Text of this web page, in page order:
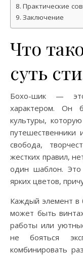
Практические
Заключение
Что
суть
Бохо-шик —
характером. Он
культуры,
свобода,
жестких правил,
один шаблон. Это
ярких цветов,
Каждый элемент в
может быть
работы или
не бояться
комбинировать